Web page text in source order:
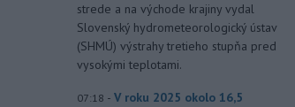
strede a na východe krajiny vydal
Slovenský hydrometeorologický ústav
(SHMÚ) výstrahy tretieho stupňa pred
vysokými teplotami.
07:18 - V roku 2025 okolo 16,5